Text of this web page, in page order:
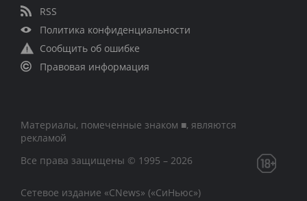
RSS
Политика конфиденциальности
Сообщить об ошибке
Правовая информация
Материалы, помеченные знаком ■, являются
рекламой
Все права защищены © 1995 – 2026
Сетевое издание «CNews» («СиНьюс»)